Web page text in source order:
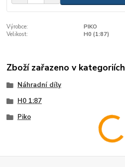
Výrobce:
PIKO
Velikost:
H0 (1:87)
Zboží zařazeno v kategoriích
Náhradní díly
H0 1:87
Piko